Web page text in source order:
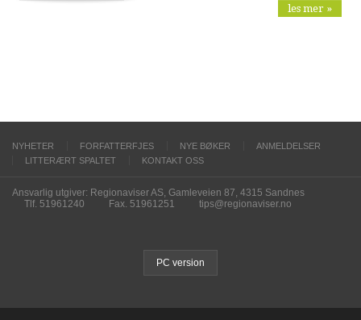
les mer »
NYHETER FORFATTERFJES NYE BØKER
ANMELDELSER
LITTERÆRT SPALTET
KONTAKT OSS
Ansvarlig utgiver: Regionaviser AS, Gamleveien 87, 4315 Sandnes
Tlf. 51961240
Fax. 51961251 tips@regionaviser.no
PC version